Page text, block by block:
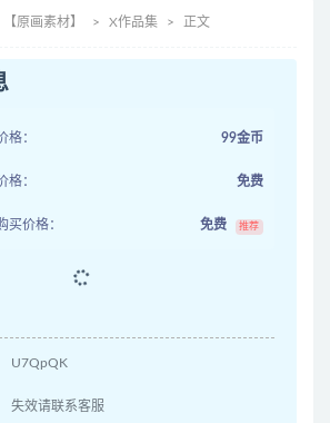
【原画素材】 X作品集 正文
格： 99金币
格： 免费
买价格： 免费 推荐
U7QpQK
失效请联系客服